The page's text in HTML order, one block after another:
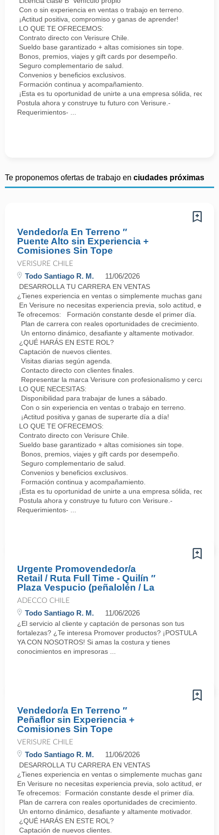
Con o sin experiencia en ventas o trabajo en terreno.
¡Actitud positiva, compromiso y ganas de aprender!
LO QUE TE OFRECEMOS:
Contrato directo con Verisure Chile.
Sueldo base garantizado + altas comisiones sin tope.
Bonos, premios, viajes y gift cards por desempeño.
Seguro complementario de salud.
Convenios y beneficios exclusivos.
Formación continua y acompañamiento.
¡Esta es tu oportunidad de unirte a una empresa sólida,
Postula ahora y construye tu futuro con Verisure.-
Requerimientos- ...
Te proponemos ofertas de trabajo en ciudades próximas
Vendedor/a En Terreno ″
Puente Alto sin Experiencia +
Comisiones Sin Tope
VERISURE CHILE
Todo Santiago R. M. 11/06/2026
DESARROLLA TU CARRERA EN VENTAS
¿Tienes experiencia en ventas o simplemente muchas ganas
En Verisure no necesitas experiencia previa, solo actitud,
Te ofrecemos: Formación constante desde el primer día.
Plan de carrera con reales oportunidades de crecimiento.
Un entorno dinámico, desafiante y altamente motivador.
¿QUÉ HARÁS EN ESTE ROL?
Captación de nuevos clientes.
Visitas diarias según agenda.
Contacto directo con clientes finales.
Representar la marca Verisure con profesionalismo y cercanía.
LO QUE NECESITAS:
Disponibilidad para trabajar de lunes a sábado.
Con o sin experiencia en ventas o trabajo en terreno.
¡Actitud positiva y ganas de superarte día a día!
LO QUE TE OFRECEMOS:
Contrato directo con Verisure Chile.
Sueldo base garantizado + altas comisiones sin tope.
Bonos, premios, viajes y gift cards por desempeño.
Seguro complementario de salud.
Convenios y beneficios exclusivos.
Formación continua y acompañamiento.
¡Esta es tu oportunidad de unirte a una empresa sólida,
Postula ahora y construye tu futuro con Verisure.-
Requerimientos- ...
Urgente Promovendedor/a
Retail / Ruta Full Time - Quilín ″
Plaza Vespucio (peñalolén / La
ADECCO CHILE
Todo Santiago R. M. 11/06/2026
¿El servicio al cliente y captación de personas son tus
fortalezas? ¿Te interesa Promover productos? ¡POSTULA
YA CON NOSOTROS! Si amas la costura y tienes
conocimientos en impresoras ...
Vendedor/a En Terreno ″
Peñaflor sin Experiencia +
Comisiones Sin Tope
VERISURE CHILE
Todo Santiago R. M. 11/06/2026
DESARROLLA TU CARRERA EN VENTAS
¿Tienes experiencia en ventas o simplemente muchas ganas
En Verisure no necesitas experiencia previa, solo actitud,
Te ofrecemos: Formación constante desde el primer día.
Plan de carrera con reales oportunidades de crecimiento.
Un entorno dinámico, desafiante y altamente motivador.
¿QUÉ HARÁS EN ESTE ROL?
Captación de nuevos clientes.